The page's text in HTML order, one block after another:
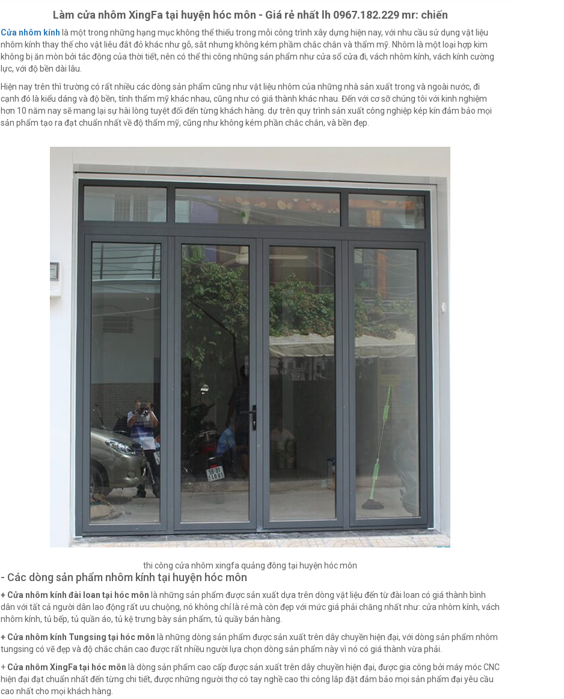
Làm cửa nhôm XingFa tại huyện hóc môn - Giá rẻ nhất lh 0967.182.229 mr: chiến
Cửa nhôm kính là một trong những hạng mục không thể thiếu trong mỗi công trình xây dựng hiện nay, với nhu cầu sử dụng vật liệu
nhôm kính thay thế cho vật liêu đắt đỏ khác như gỗ, sắt nhưng không kém phầm chắc chắn và thẩm mỹ. Nhôm là một loại hợp kim
không bị ăn mòn bởi tác động của thời tiết, nên có thể thi công những sản phẩm như cửa sổ cửa đi, vách nhôm kính, vách kính cường
lực, với độ bền dài lâu.
Hiện nay trên thì trường có rất nhiều các dòng sản phẩm cũng như vật liệu nhôm của những nhà sản xuất trong và ngoài nước, đi
cạnh đó là kiểu dáng và độ bền, tính thẩm mỹ khác nhau, cũng như có giá thành khác nhau. Đến với cơ sỡ chúng tôi với kinh nghiệm
hơn 10 năm nay sẽ mang lại sự hài lòng tuyệt đối đến từng khách hàng. dự trên quy trình sản xuất công nghiệp kép kín đảm bảo mọi
sản phẩm tạo ra đạt chuẩn nhất về độ thẩm mỹ, cũng như không kém phần chắc chắn, và bền đẹp.
thi công cửa nhôm xingfa quảng đông tại huyện hóc môn
- Các dòng sản phẩm nhôm kính tại huyện hóc môn
+ Cửa nhôm kính đài loan tại hóc môn là những sản phẩm được sản xuất dựa trên dòng vật liệu đến từ đài loan có giá thành bình
dân với tất cả người dân lao động rất ưu chuộng, nó không chỉ là rẻ mà còn đẹp với mức giá phải chăng nhất như: cửa nhôm kính, vách
nhôm kính, tủ bếp, tủ quần áo, tủ kệ trưng bày sản phẩm, tủ quầy bán hàng.
+ Cửa nhôm kính Tungsing tại hóc môn là những dòng sản phẩm được sản xuất trên dây chuyền hiện đại, với dòng sản phẩm nhôm
tungsing có vẽ đẹp và độ chắc chắn cao được rất nhiều người lựa chọn dòng sản phẩm này vì nó có giá thành vừa phải.
+ Cửa nhôm XingFa tại hóc môn là dòng sản phẩm cao cấp được sản xuất trên dây chuyền hiện đại, được gia công bởi máy móc CNC
hiện đại đạt chuẩn nhất đến từng chi tiết, được những người thợ có tay nghề cao thi công lắp đặt đảm bảo mọi sản phẩm đại yêu cầu
cao nhất cho mọi khách hàng.